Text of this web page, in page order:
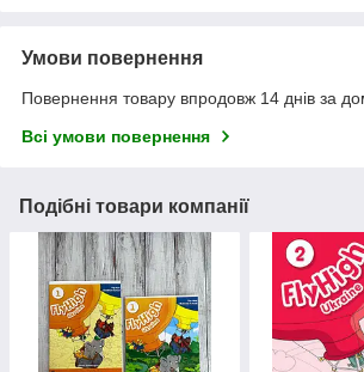
Умови повернення
Повернення товару впродовж 14 днів за
Всі умови повернення
Подібні товари компанії